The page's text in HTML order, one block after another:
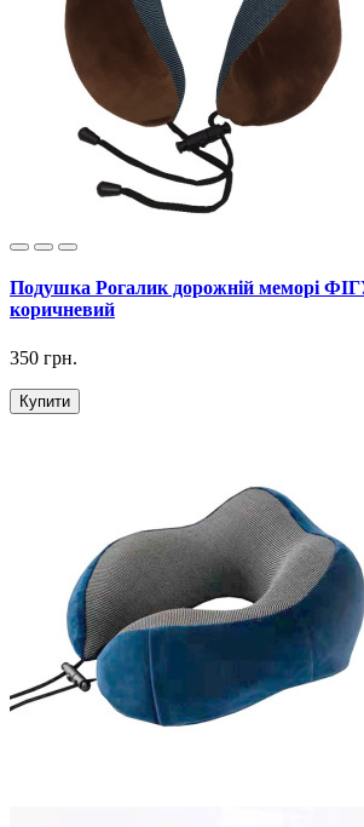
Подушка Рогалик дорожній меморі
коричневий
350 грн.
Купити